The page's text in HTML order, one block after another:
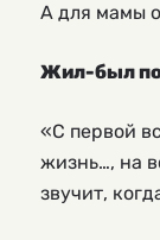
А для мамы
Жил-был
«С первой
жизнь…, на
звучит,